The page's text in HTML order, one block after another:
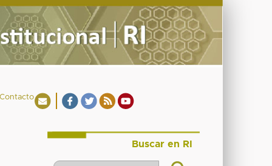
Contacto
Buscar en RI